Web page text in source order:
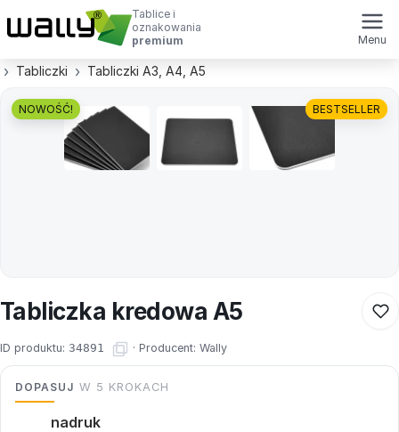
Tablice i
oznakowania
premium
Menu
Tabliczki Tabliczki A3, A4, A5
NOWOŚĆ! BESTSELLER
Tabliczka kredowa A5
ID produktu: 34891 · Producent: Wally
DOPASUJ W 5 KROKACH
nadruk